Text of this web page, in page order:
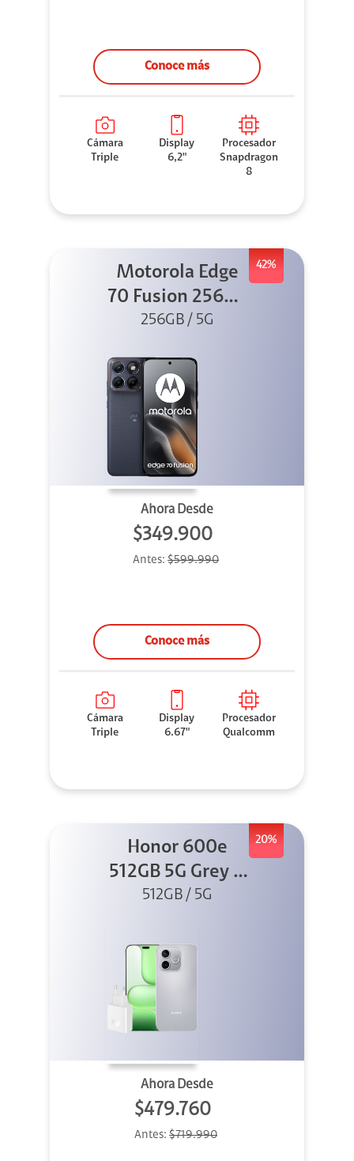
Conoce más
Cámara
Triple
Display
6,2"
Procesador
Snapdragon
8
42%
Motorola Edge
70 Fusion 256GB
Azul
256GB / 5G
Ahora Desde
$349.900
Antes: $599.990
Conoce más
Cámara
Triple
Display
6.67"
Procesador
Qualcomm
20%
Honor 600e
512GB 5G Grey +
45W
512GB / 5G
Ahora Desde
$479.760
Antes: $719.990